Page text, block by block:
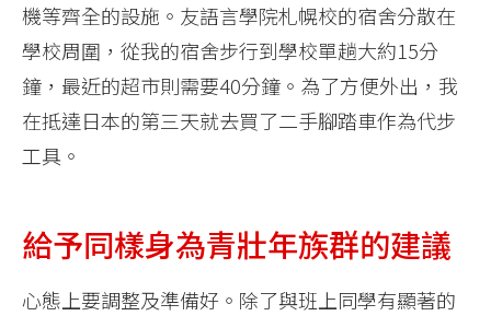
機等齊全的設施。友語言學院札幌校的宿舍分散在
學校周圍，從我的宿舍步行到學校單趟大約15分
鐘，最近的超市則需要40分鐘。為了方便外出，我
在抵達日本的第三天就去買了二手腳踏車作為代步
工具。
給予同樣身為青壯年族群的建議
心態上要調整及準備好。除了與班上同學有顯著的